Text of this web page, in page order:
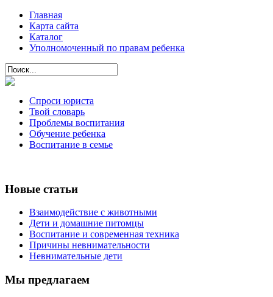
Главная
Карта сайта
Каталог
Уполномоченный по правам ребенка
Спроси юриста
Твой словарь
Проблемы воспитания
Обучение ребенка
Воспитание в семье
Новые статьи
Взаимодействие с животными
Дети и домашние питомцы
Воспитание и современная техника
Причины невнимательности
Невнимательные дети
Мы предлагаем